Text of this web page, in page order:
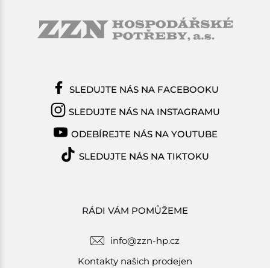
RÁDI VÁM POMŮŽEME
info@zzn-hp.cz
Kontakty našich prodejen
SLEDUJTE NÁS NA FACEBOOKU
SLEDUJTE NÁS NA INSTAGRAMU
ODEBÍREJTE NÁS NA YOUTUBE
SLEDUJTE NÁS NA TIKTOKU